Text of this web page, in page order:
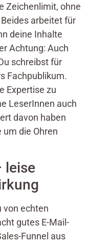
Zeichenlimit, ohne
arbeitet für
deine Inhalte
Achtung: Auch
schreibst für
Fachpublikum.
Expertise zu
LeserInnen auch
davon haben
die Ohren
leise
von echten
gutes E-Mail-
Funnel aus